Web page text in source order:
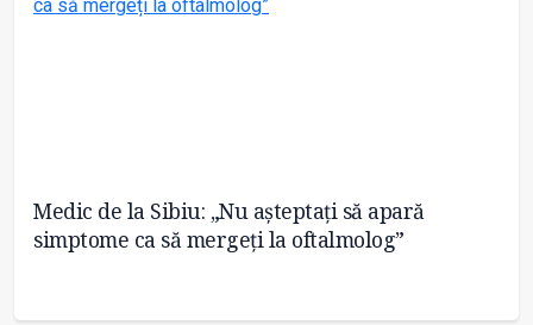
Medic de la Sibiu: „Nu așteptați să apară
simptome ca să mergeți la oftalmolog”